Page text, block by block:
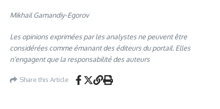
Mikhail Gamandiy-Egorov
Les opinions exprimées par les analystes ne peuvent être
considérées comme émanant des éditeurs du portail. Elles
n’engagent que la responsabilité des auteurs
Share this Article